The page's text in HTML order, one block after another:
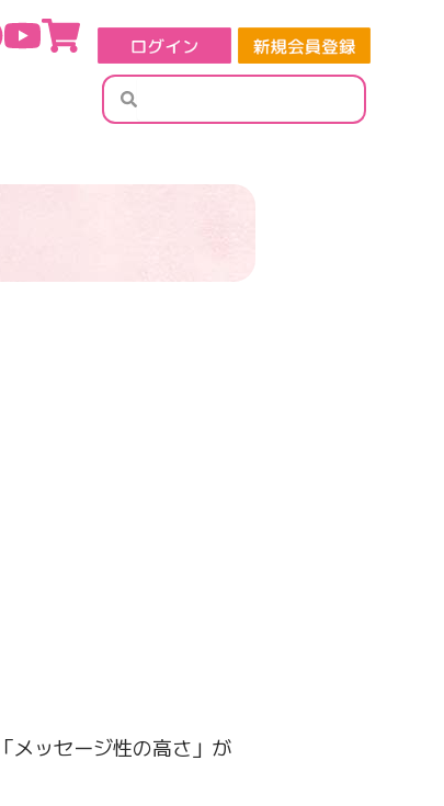
検
メッセージ性の高さ」が